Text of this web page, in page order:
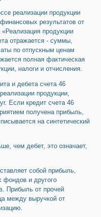
реализации продукции
результатов от
продукции
отражается - суммы,
по отпускным ценам
полная фактическая
налоги и отчисления.
и дебета счета 46
продукции,
Если кредит счета 46
получена прибыль,
на синтетический
чем дебет, это означает,
собой прибыль,
фондов и другого
Прибыль от прочей
между выручкой от